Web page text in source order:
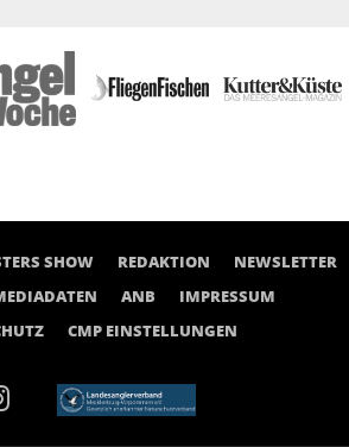
SHOW REDAKTION
NEWSLETTER
ANB
IMPRESSUM
CMP EINSTELLUNGEN